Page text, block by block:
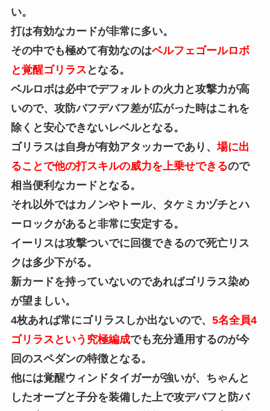
い。
打は有効なカードが非常に多い。
その中でも極めて有効なのはベルフェゴールロボ
と覚醒ゴリラス となる。
ベルロボは必中でデフォルトの火力と攻撃力が高
いので、攻防バフデバフ差が広がった時はこれを
除くと安心できないレベルとなる。
ゴリラスは自身が有効アタッカーであり、場に出
ることで他の打スキルの威力を上乗せできるので
相当便利なカードとなる。
それ以外ではカノンやトール、タケミカヅチとハ
ーロックがあると非常に安定する。
イーリスは攻撃ついでに回復できるので死亡リス
クは多少下がる。
新カードを持っていないのであればゴリラス染め
が望ましい。
4枚あれば常にゴリラスしか出ないので、 5名全員4
ゴリラスという究極編成でも充分通用するのが今
回のスペダンの特徴となる。
他には覚醒ウィンドタイガーが強いが、ちゃんと
したオーブと子分を装備した上で攻デバフと防バ